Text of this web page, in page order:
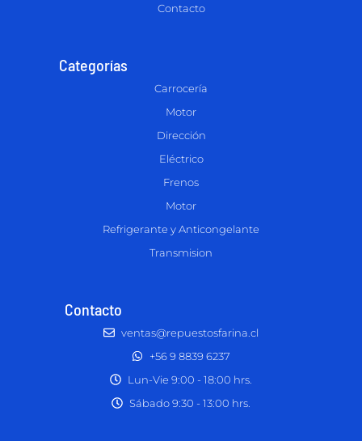
Contacto
Categorías
Carrocería
Motor
Dirección
Eléctrico
Frenos
Motor
Refrigerante y Anticongelante
Transmision
Contacto
ventas@repuestosfarina.cl
+56 9 8839 6237
Lun-Vie 9:00 - 18:00 hrs.
Sábado 9:30 - 13:00 hrs.